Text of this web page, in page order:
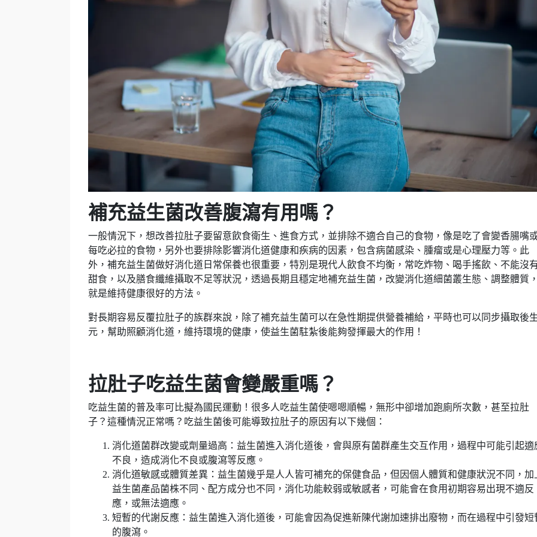
補充益生菌改善腹瀉有用嗎？
一般情況下，想改善拉肚子要留意飲食衛生、進食方式，並排除不適合自己的食物，像是吃了會變香腸嘴
每吃必拉的食物，另外也要排除影響消化道健康和疾病的因素，包含病菌感染、腫瘤或是心理壓力等。此
外，補充益生菌做好消化道日常保養也很重要，特別是現代人飲食不均衡，常吃炸物、喝手搖飲、不能沒
甜食，以及膳食纖維攝取不足等狀況，透過長期且穩定地補充益生菌，改變消化道細菌叢生態、調整體質
就是維持健康很好的方法。
對長期容易反覆拉肚子的族群來說，除了補充益生菌可以在急性期提供營養補給，平時也可以同步攝取後
元，幫助照顧消化道，維持環境的健康，使益生菌駐紮後能夠發揮最大的作用！
拉肚子吃益生菌會變嚴重嗎？
吃益生菌的普及率可比擬為國民運動！很多人吃益生菌使嗯嗯順暢，無形中卻增加跑廁所次數，甚至拉肚
子？這種情況正常嗎？吃益生菌後可能導致拉肚子的原因有以下幾個：
消化道菌群改變或劑量過高：益生菌進入消化道後，會與原有菌群產生交互作用，過程中可能引起適
不良，造成消化不良或腹瀉等反應。
消化道敏感或體質差異：益生菌幾乎是人人皆可補充的保健食品，但因個人體質和健康狀況不同，加
益生菌產品菌株不同、配方成分也不同，消化功能較弱或敏感者，可能會在食用初期容易出現不適反
應，或無法適應。
短暫的代謝反應：益生菌進入消化道後，可能會因為促進新陳代謝加速排出廢物，而在過程中引發短
的腹瀉。